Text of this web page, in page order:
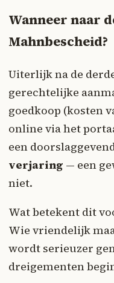
Wanneer naar
Mahnbescheid?
Uiterlijk na de
gerechtelijke
goedkoop (kosten
online via het
een
verjaring — een
niet.
Wat betekent dit
Wie vriendelijk
wordt serieuzer
dreigementen